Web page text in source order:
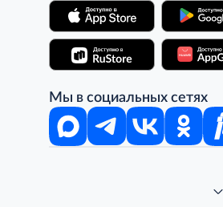
Мы в социальных сетях
Стань клиентом METRO